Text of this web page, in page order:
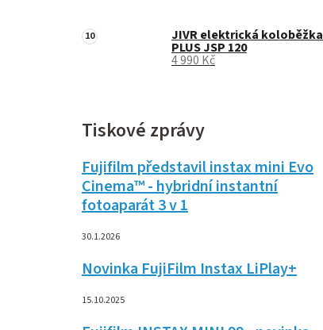
JIVR elektrická koloběžka
PLUS JSP 120
4 990 Kč
Tiskové zprávy
Fujifilm představil instax mini Evo
Cinema™ - hybridní instantní
fotoaparát 3 v 1
30.1.2026
Novinka FujiFilm Instax LiPlay+
15.10.2025